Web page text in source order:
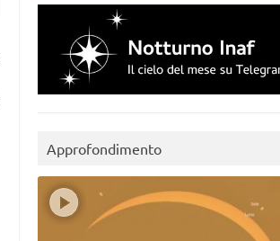
Approfondimento